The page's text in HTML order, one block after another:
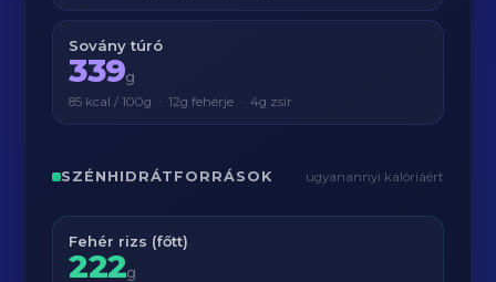
Sovány túró
339g
85 kcal / 100g · 12g fehérje · 4g zsír
SZÉNHIDRÁTFORRÁSOK ugyanannyi kalóriáért
Fehér rizs (főtt)
222g